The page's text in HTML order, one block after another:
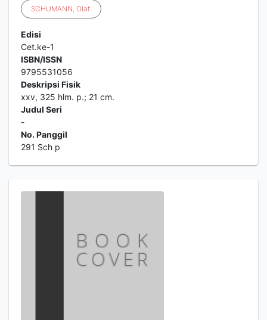
SCHUMANN, Olaf.
Edisi
Cet.ke-1
ISBN/ISSN
9795531056
Deskripsi Fisik
xxv, 325 hlm. p.; 21 cm.
Judul Seri
-
No. Panggil
291 Sch p